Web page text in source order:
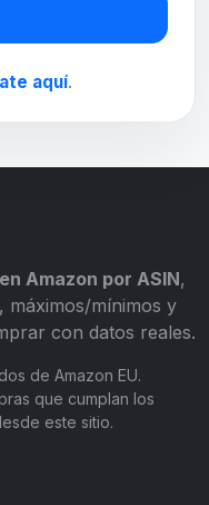
aquí.
Amazon por ASIN,
máximos/mínimos y
con datos reales.
de Amazon EU.
que cumplan los
este sitio.